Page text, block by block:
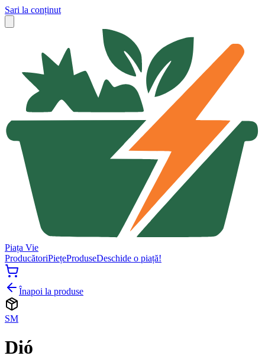
Sari la conținut
Piața Vie
ProducătoriPiețeProduseDeschide o piață!
Înapoi la produse
SM
Dió